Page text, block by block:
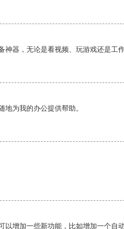
神器，无论是看视频、玩游戏还是工
为我的办公提供帮助。
增加一些新功能，比如增加一个自